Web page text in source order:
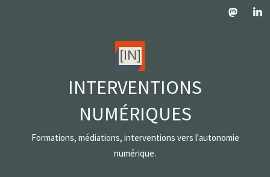
INTERVENTIONS
NUMÉRIQUES
Formations, médiations, interventions vers l'autonomie
numérique.